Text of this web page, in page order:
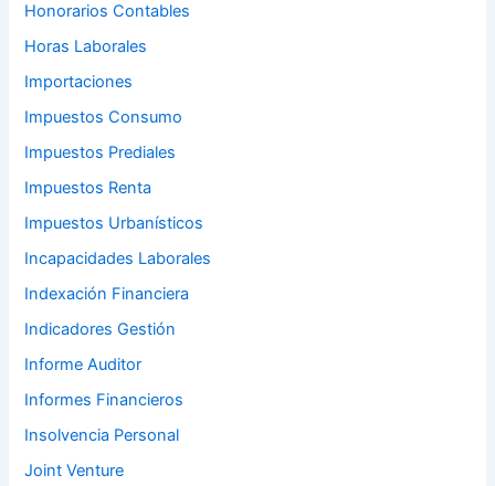
Honorarios Contables
Horas Laborales
Importaciones
Impuestos Consumo
Impuestos Prediales
Impuestos Renta
Impuestos Urbanísticos
Incapacidades Laborales
Indexación Financiera
Indicadores Gestión
Informe Auditor
Informes Financieros
Insolvencia Personal
Joint Venture